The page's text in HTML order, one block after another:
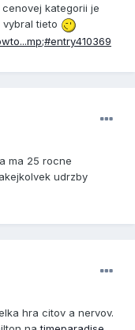
kategorii je
tieto
ma 25 rocne
udrzby
hra citov a nervov.